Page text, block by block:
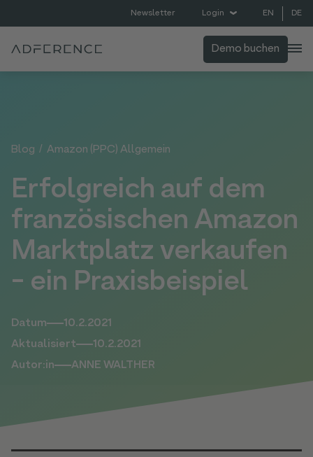
Newsletter Login EN DE
Demo buchen
Blog / Amazon (PPC) Allgemein
Erfolgreich auf dem
französischen Amazon
Marktplatz verkaufen
- ein Praxisbeispiel
Datum
10.2.2021
Aktualisiert
10.2.2021
Autor:in
ANNE WALTHER